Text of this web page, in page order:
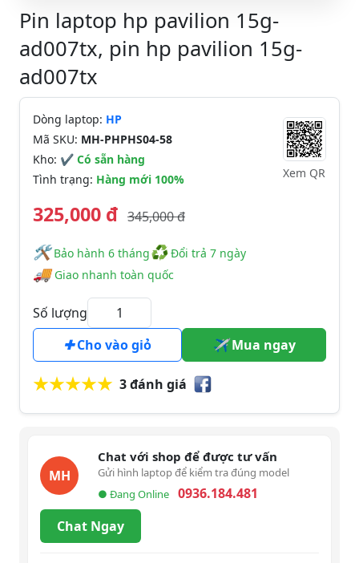
Pin laptop hp pavilion 15g-
ad007tx, pin hp pavilion 15g-
ad007tx
Dòng laptop: HP
Mã SKU: MH-PHPHS04-58
Kho: ✔ Có sẵn hàng
Tình trạng: Hàng mới 100% Xem QR
325,000 đ 345,000 đ
🛠️️ Bảo hành 6 tháng♻Đổi trả 7 ngày
🚚Giao nhanh toàn quốc
Số lượng
Cho vào giỏ
Mua ngay
3 đánh giá
MH
Chat với shop để được tư vấn
Gửi hình laptop để kiểm tra đúng model
● Đang Online
0936.184.481
Chat Ngay